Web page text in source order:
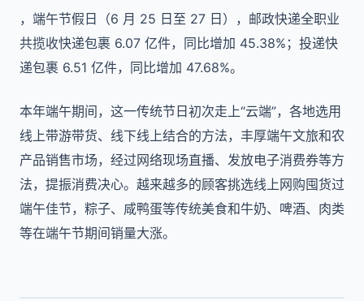
，端午节假日（6 月 25 日至 27 日），邮政快递全职业
共揽收快递包裹 6.07 亿件，同比增加 45.38%；投递快
递包裹 6.51 亿件，同比增加 47.68%。
本年端午期间，这一传统节日初次走上“云端”，各地选用
线上带游带货、线下线上结合的方法，丰厚端午文旅和农
产品销售市场，经过网络现场直播、发放电子消费券等方
法，提振消费决心。越来越多的顾客挑选线上网购囤货过
端午佳节，粽子、咸鸭蛋等传统美食和牛奶、啤酒、肉类
等在端午节期间销量大涨。